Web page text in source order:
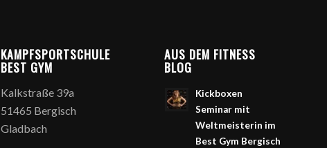
KAMPFSPORTSCHULE
BEST GYM
Kalkstraße 39a
51465 Bergisch
Gladbach
AUS DEM FITNESS
BLOG
Kickboxen
Seminar mit
Weltmeisterin im
Best Gym Bergisch